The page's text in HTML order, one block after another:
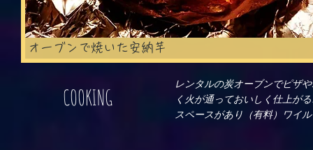
オーブンで焼いた安納芋
COOKING
レンタルの炭オーブンでピザ
く火が通っておいしく仕上が
スペースがあり（有料）ワイ